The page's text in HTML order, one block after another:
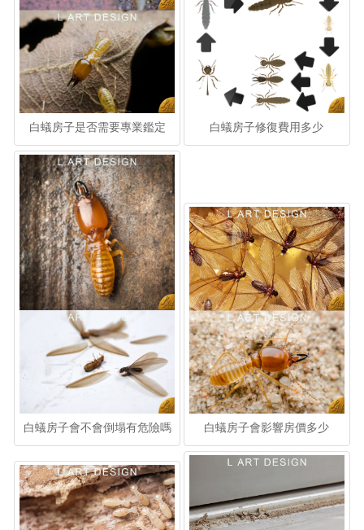
白蟻房子是否需要專業鑑定 白蟻房子修復費用多少
白蟻房子會不會倒塌有危險嗎 白蟻房子會影響房價多少